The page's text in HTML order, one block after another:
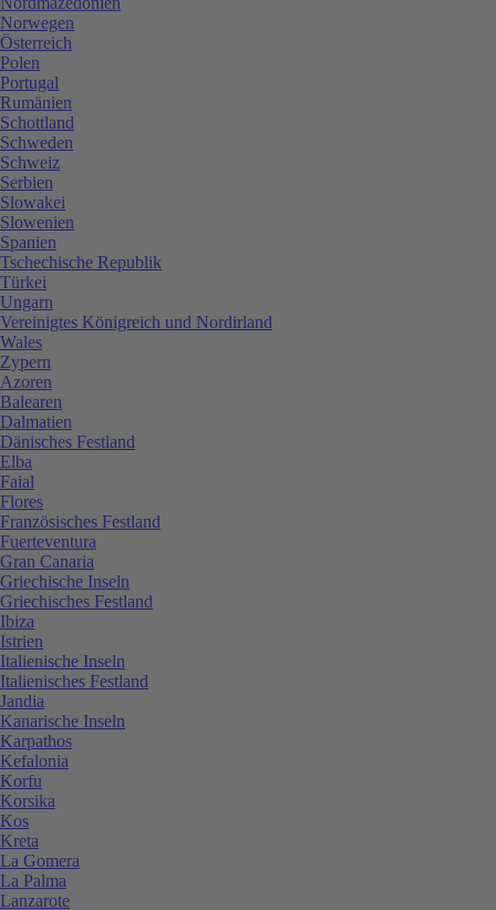
Norwegen
Österreich
Polen
Portugal
Rumänien
Schottland
Schweden
Schweiz
Serbien
Slowakei
Slowenien
Spanien
Tschechische Republik
Türkei
Ungarn
Vereinigtes Königreich und Nordirland
Wales
Zypern
Azoren
Balearen
Dalmatien
Dänisches Festland
Elba
Faial
Flores
Französisches Festland
Fuerteventura
Gran Canaria
Griechische Inseln
Griechisches Festland
Ibiza
Istrien
Italienische Inseln
Italienisches Festland
Jandia
Kanarische Inseln
Karpathos
Kefalonia
Korfu
Korsika
Kos
Kreta
La Gomera
La Palma
Lanzarote